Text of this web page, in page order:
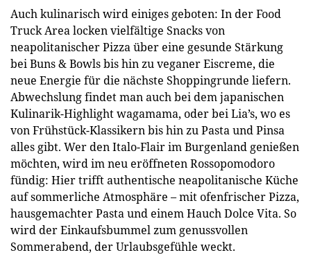
Auch kulinarisch wird einiges geboten: In der Food
Truck Area locken vielfältige Snacks von
neapolitanischer Pizza über eine gesunde Stärkung
bei Buns & Bowls bis hin zu veganer Eiscreme, die
neue Energie für die nächste Shoppingrunde liefern.
Abwechslung findet man auch bei dem japanischen
Kulinarik-Highlight wagamama, oder bei Lia’s, wo es
von Frühstück-Klassikern bis hin zu Pasta und Pinsa
alles gibt. Wer den Italo-Flair im Burgenland genießen
möchten, wird im neu eröffneten Rossopomodoro
fündig: Hier trifft authentische neapolitanische Küche
auf sommerliche Atmosphäre – mit ofenfrischer Pizza,
hausgemachter Pasta und einem Hauch Dolce Vita. So
wird der Einkaufsbummel zum genussvollen
Sommerabend, der Urlaubsgefühle weckt.